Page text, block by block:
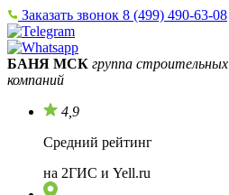
Заказать звонок 8 (499) 490-63-08
БАНЯ МСК группа строительных
компаний
4,9
Средний рейтинг
на 2ГИС и Yell.ru